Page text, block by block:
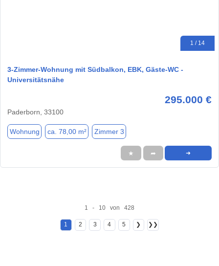
1 / 14
3-Zimmer-Wohnung mit Südbalkon, EBK, Gäste-WC -
Universitätsnähe
295.000 €
Paderborn, 33100
Wohnung ca. 78,00 m² Zimmer 3
★ ➦ ➜
1 - 10 von 428
1 2 3 4 5 ❯ ❯❯